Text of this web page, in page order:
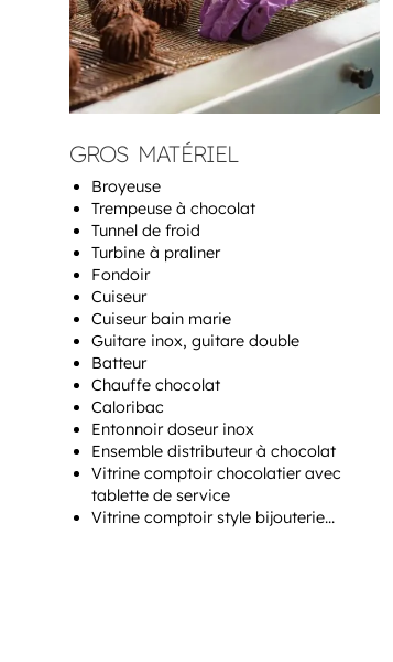
GROS MATÉRIEL
Broyeuse
Trempeuse à chocolat
Tunnel de froid
Turbine à praliner
Fondoir
Cuiseur
Cuiseur bain marie
Guitare inox, guitare double
Batteur
Chauffe chocolat
Caloribac
Entonnoir doseur inox
Ensemble distributeur à chocolat
Vitrine comptoir chocolatier avec
tablette de service
Vitrine comptoir style bijouterie…